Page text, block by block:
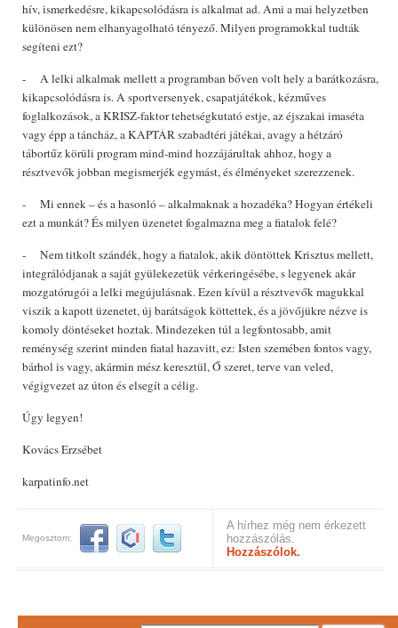
hív, ismerkedésre, kikapcsolódásra is alkalmat ad. Ami a mai helyzetben
különösen nem elhanyagolható tényező. Milyen programokkal tudták
segíteni ezt?
- A lelki alkalmak mellett a programban bőven volt hely a barátkozásra,
kikapcsolódásra is. A sportversenyek, csapatjátékok, kézműves
foglalkozások, a KRISZ-faktor tehetségkutató estje, az éjszakai imaséta
vagy épp a táncház, a KAPTÁR szabadtéri játékai, avagy a hétzáró
tábortűz körüli program mind-mind hozzájárultak ahhoz, hogy a
résztvevők jobban megismerjék egymást, és élményeket szerezzenek.
- Mi ennek – és a hasonló – alkalmaknak a hozadéka? Hogyan értékeli
ezt a munkát? És milyen üzenetet fogalmazna meg a fiatalok felé?
- Nem titkolt szándék, hogy a fiatalok, akik döntöttek Krisztus mellett,
integrálódjanak a saját gyülekezetük vérkeringésébe, s legyenek akár
mozgatórugói a lelki megújulásnak. Ezen kívül a résztvevők magukkal
viszik a kapott üzenetet, új barátságok köttettek, és a jövőjükre nézve is
komoly döntéseket hoztak. Mindezeken túl a legfontosabb, amit
reménység szerint minden fiatal hazavitt, ez: Isten szemében fontos vagy,
bárhol is vagy, akármin mész keresztül, Ő szeret, terve van veled,
végigvezet az úton és elsegít a célig.
Úgy legyen!
Kovács Erzsébet
karpatinfo.net
Megosztom:
A hírhez még nem érkezett
hozzászólás.
Hozzászólok.